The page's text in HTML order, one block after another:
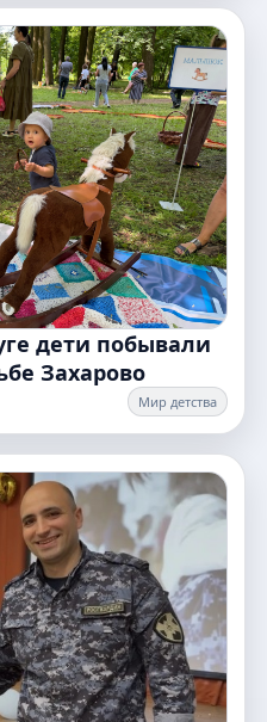
дети побывали
Захарово
Мир детства